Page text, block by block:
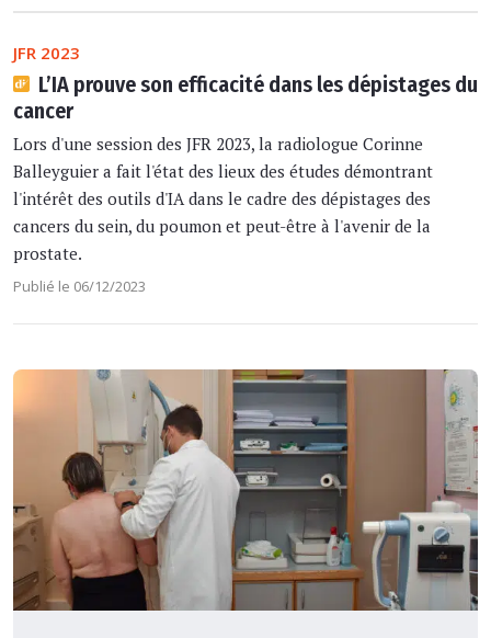
JFR 2023
L’IA prouve son efficacité dans les dépistages du
cancer
Lors d'une session des JFR 2023, la radiologue Corinne
Balleyguier a fait l'état des lieux des études démontrant
l'intérêt des outils d'IA dans le cadre des dépistages des
cancers du sein, du poumon et peut-être à l'avenir de la
prostate.
Publié le 06/12/2023